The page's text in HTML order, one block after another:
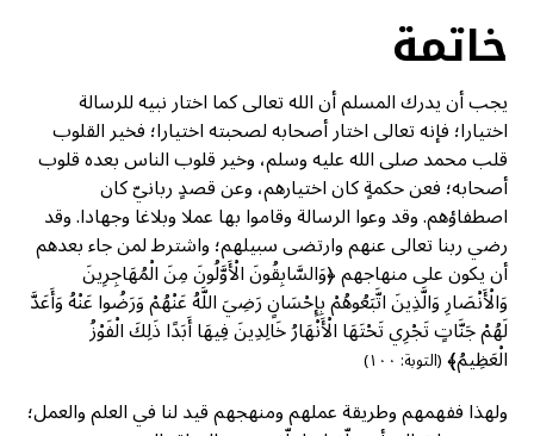
خاتمة
يجب أن يدرك المسلم أن الله تعالى كما اختار نبيه للرسالة
اختيارا؛ فإنه تعالى اختار أصحابه لصحبته اختيارا؛ فخير القلوب
قلب محمد صلى الله عليه وسلم، وخير قلوب الناس بعده قلوب
أصحابه؛ فعن حكمةٍ كان اختيارهم، وعن قصدٍ ربانيّ كان
اصطفاؤهم. وقد وعوا الرسالة وقاموا بها عملا وبلاغا وجهادا. وقد
رضي ربنا تعالى عنهم وارتضى سبيلهم؛ واشترط لمن جاء بعدهم
أن يكون على منهاجهم ﴿وَالسَّابِقُونَ الْأَوَّلُونَ مِنَ الْمُهَاجِرِينَ
وَالْأَنْصَارِ وَالَّذِينَ اتَّبَعُوهُمْ بِإِحْسَانٍ رَضِيَ اللَّهُ عَنْهُمْ وَرَضُوا عَنْهُ وَأَعَدَّ
لَهُمْ جَنَّاتٍ تَجْرِي تَحْتَهَا الْأَنْهَارُ خَالِدِينَ فِيهَا أَبَدًا ذَلِكَ الْفَوْزُ
الْعَظِيمُ﴾(التوبة: ١٠٠)
ولهذا ففهمهم وطريقة عملهم ومنهجهم قيد لنا في العلم والعمل؛